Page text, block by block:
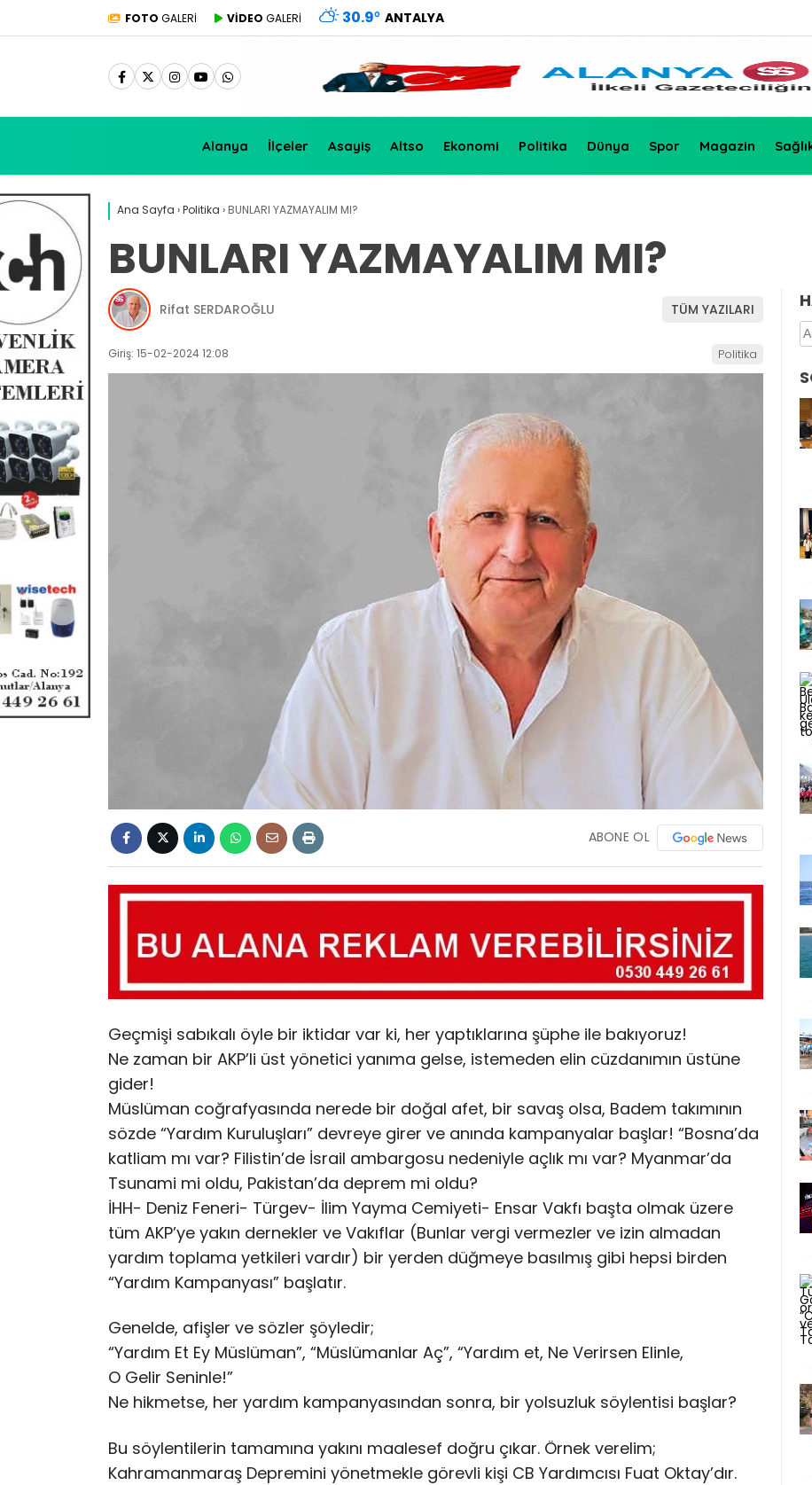
FOTO GALERİ VİDEO GALERİ 30.9° ANTALYA
Alanya İlçeler Asayiş Altso Ekonomi Politika Dünya Spor Magazin
Ana Sayfa ›Politika › BUNLARI YAZMAYALIM MI?
BUNLARI YAZMAYALIM MI?
Rifat SERDAROĞLU TÜM YAZILARI
Giriş: 15-02-2024 12:08 Politika
ABONE OL
Geçmişi sabıkalı öyle bir iktidar var ki, her yaptıklarına şüphe ile bakıyoruz!
Ne zaman bir AKP’li üst yönetici yanıma gelse, istemeden elin cüzdanımın üstüne
gider!
Müslüman coğrafyasında nerede bir doğal afet, bir savaş olsa, Badem takımının
sözde “Yardım Kuruluşları” devreye girer ve anında kampanyalar başlar! “Bosna’da
katliam mı var? Filistin’de İsrail ambargosu nedeniyle açlık mı var? Myanmar’da
Tsunami mi oldu, Pakistan’da deprem mi oldu?
İHH- Deniz Feneri- Türgev- İlim Yayma Cemiyeti- Ensar Vakfı başta olmak üzere
tüm AKP’ye yakın dernekler ve Vakıflar (Bunlar vergi vermezler ve izin almadan
yardım toplama yetkileri vardır) bir yerden düğmeye basılmış gibi hepsi birden
“Yardım Kampanyası” başlatır.
Genelde, afişler ve sözler şöyledir;
“Yardım Et Ey Müslüman”, “Müslümanlar Aç”, “Yardım et, Ne Verirsen Elinle,
O Gelir Seninle!”
Ne hikmetse, her yardım kampanyasından sonra, bir yolsuzluk söylentisi başlar?
Bu söylentilerin tamamına yakını maalesef doğru çıkar. Örnek verelim;
Kahramanmaraş Depremini yönetmekle görevli kişi CB Yardımcısı Fuat Oktay’dır.